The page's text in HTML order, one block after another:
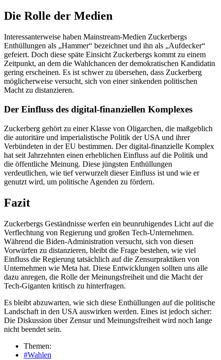
Die Rolle der Medien
Interessanterweise haben Mainstream-Medien Zuckerbergs
Enthüllungen als „Hammer“ bezeichnet und ihn als „Aufdecker“
gefeiert. Doch diese späte Einsicht Zuckerbergs kommt zu einem
Zeitpunkt, an dem die Wahlchancen der demokratischen Kandidatin
gering erscheinen. Es ist schwer zu übersehen, dass Zuckerberg
möglicherweise versucht, sich von einer sinkenden politischen
Macht zu distanzieren.
Der Einfluss des digital-finanziellen Komplexes
Zuckerberg gehört zu einer Klasse von Oligarchen, die maßgeblich
die autoritäre und imperialistische Politik der USA und ihrer
Verbündeten in der EU bestimmen. Der digital-finanzielle Komplex
hat seit Jahrzehnten einen erheblichen Einfluss auf die Politik und
die öffentliche Meinung. Diese jüngsten Enthüllungen
verdeutlichen, wie tief verwurzelt dieser Einfluss ist und wie er
genutzt wird, um politische Agenden zu fördern.
Fazit
Zuckerbergs Geständnisse werfen ein beunruhigendes Licht auf die
Verflechtung von Regierung und großen Tech-Unternehmen.
Während die Biden-Administration versucht, sich von diesen
Vorwürfen zu distanzieren, bleibt die Frage bestehen, wie viel
Einfluss die Regierung tatsächlich auf die Zensurpraktiken von
Unternehmen wie Meta hat. Diese Entwicklungen sollten uns alle
dazu anregen, die Rolle der Meinungsfreiheit und die Macht der
Tech-Giganten kritisch zu hinterfragen.
Es bleibt abzuwarten, wie sich diese Enthüllungen auf die politische
Landschaft in den USA auswirken werden. Eines ist jedoch sicher:
Die Diskussion über Zensur und Meinungsfreiheit wird noch lange
nicht beendet sein.
Themen:
#Wahlen